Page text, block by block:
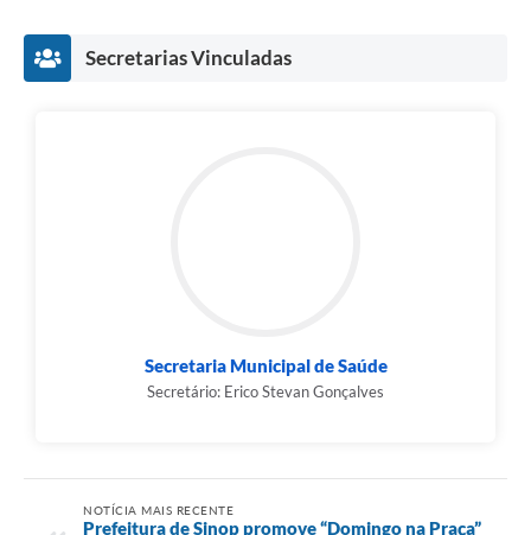
Secretarias Vinculadas
Secretaria Municipal de Saúde
Secretário: Erico Stevan Gonçalves
NOTÍCIA MAIS RECENTE
Prefeitura de Sinop promove “Domingo na Praça”